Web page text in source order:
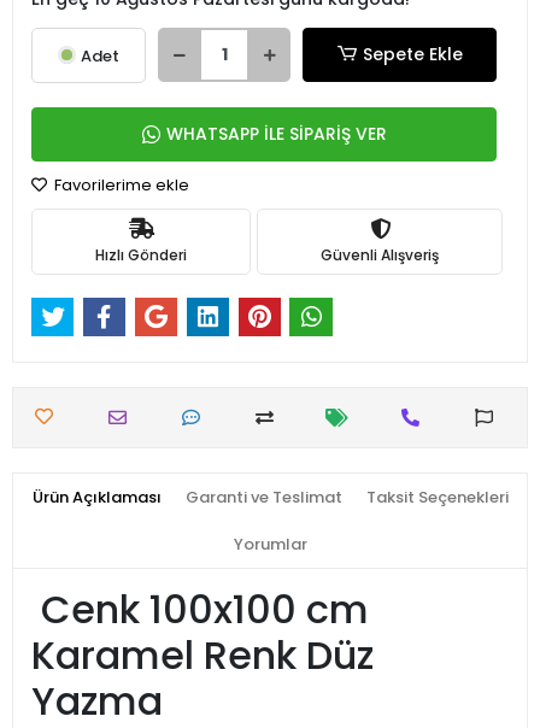
Adet Sepete Ekle
WHATSAPP İLE SİPARİŞ VER
Favorilerime ekle
Hızlı Gönderi Güvenli Alışveriş
Ürün Açıklaması Garanti ve Teslimat Taksit Seçenekleri
Yorumlar
Cenk 100x100 cm
Karamel Renk Düz
Yazma